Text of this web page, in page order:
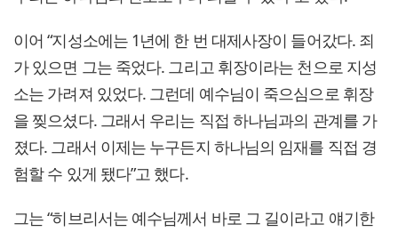
이어 “지성소에는 1년에 한 번 대제사장이 들어갔다. 죄
가 있으면 그는 죽었다. 그리고 휘장이라는 천으로 지성
소는 가려져 있었다. 그런데 예수님이 죽으심으로 휘장
을 찢으셨다. 그래서 우리는 직접 하나님과의 관계를 가
졌다. 그래서 이제는 누구든지 하나님의 임재를 직접 경
험할 수 있게 됐다”고 했다.
그는 “히브리서는 예수님께서 바로 그 길이라고 얘기한